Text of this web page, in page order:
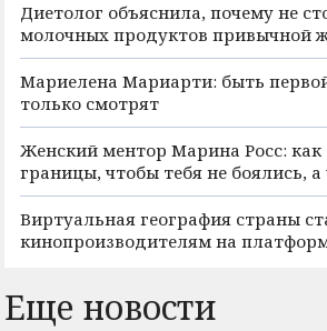
Диетолог объяснила, почему не
молочных продуктов привычной
Мариелена Мариарти: быть
только смотрят
Женский ментор Марина Росс: как
границы, чтобы тебя не боялись,
Виртуальная география страны
кинопроизводителям на
Еще новости